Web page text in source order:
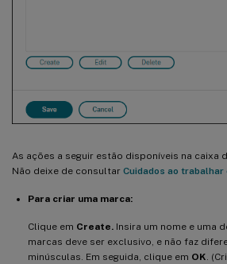
As ações a seguir estão disponíveis na caixa
Não deixe de consultar Cuidados ao trabalhar
Para criar uma marca:
Clique em Create. Insira um nome e uma
marcas deve ser exclusivo, e não faz
minúsculas. Em seguida, clique em OK .